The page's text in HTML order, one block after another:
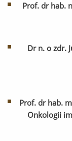
Prof. dr hab.
Dr n. o zdr.
Prof. dr hab.
Onkologii